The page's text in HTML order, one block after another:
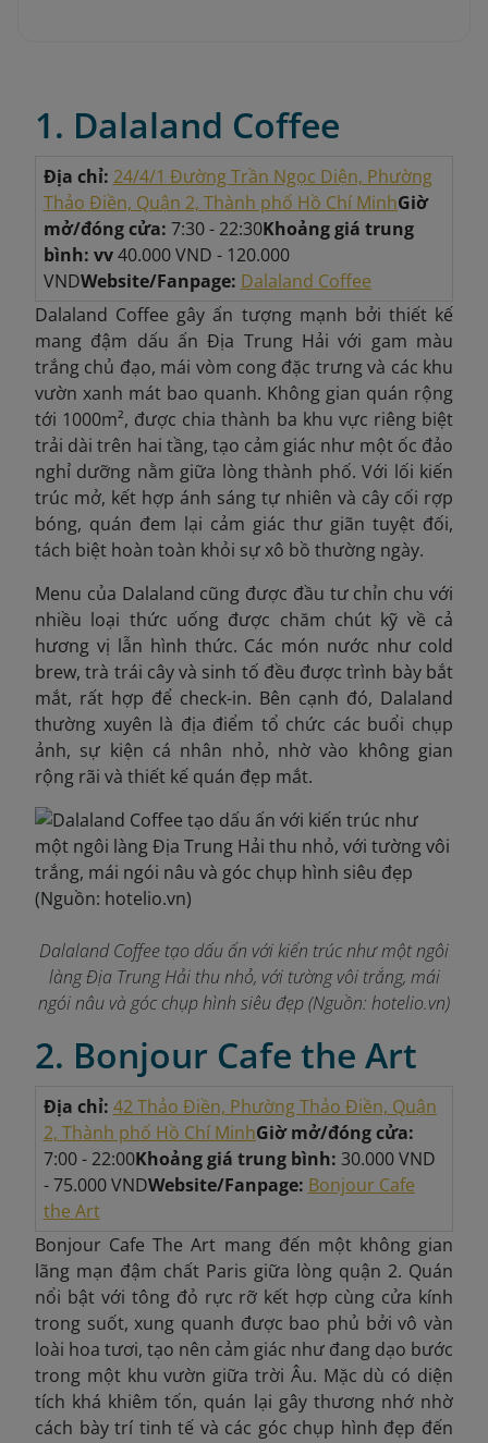
1. Dalaland Coffee
Địa chỉ: 24/4/1 Đường Trần Ngọc Diện, Phường
Thảo Điền, Quận 2, Thành phố Hồ Chí MinhGiờ
mở/đóng cửa: 7:30 - 22:30Khoảng giá trung
bình: vv40.000 VND - 120.000
VNDWebsite/Fanpage: Dalaland Coffee
Dalaland Coffee gây ấn tượng mạnh bởi thiết kế
mang đậm dấu ấn Địa Trung Hải với gam màu
trắng chủ đạo, mái vòm cong đặc trưng và các khu
vườn xanh mát bao quanh. Không gian quán rộng
tới 1000m², được chia thành ba khu vực riêng biệt
trải dài trên hai tầng, tạo cảm giác như một ốc đảo
nghỉ dưỡng nằm giữa lòng thành phố. Với lối kiến
trúc mở, kết hợp ánh sáng tự nhiên và cây cối rợp
bóng, quán đem lại cảm giác thư giãn tuyệt đối,
tách biệt hoàn toàn khỏi sự xô bồ thường ngày.
Menu của Dalaland cũng được đầu tư chỉn chu với
nhiều loại thức uống được chăm chút kỹ về cả
hương vị lẫn hình thức. Các món nước như cold
brew, trà trái cây và sinh tố đều được trình bày bắt
mắt, rất hợp để check-in. Bên cạnh đó, Dalaland
thường xuyên là địa điểm tổ chức các buổi chụp
ảnh, sự kiện cá nhân nhỏ, nhờ vào không gian
rộng rãi và thiết kế quán đẹp mắt.
Dalaland Coffee tạo dấu ấn với kiến trúc như một ngôi
làng Địa Trung Hải thu nhỏ, với tường vôi trắng, mái
ngói nâu và góc chụp hình siêu đẹp(Nguồn: hotelio.vn)
2. Bonjour Cafe the Art
Địa chỉ: 42 Thảo Điền, Phường Thảo Điền, Quận
2, Thành phố Hồ Chí MinhGiờ mở/đóng cửa:
7:00 - 22:00Khoảng giá trung bình: 30.000 VND
- 75.000 VNDWebsite/Fanpage: Bonjour Cafe
the Art
Bonjour Cafe The Art mang đến một không gian
lãng mạn đậm chất Paris giữa lòng quận 2. Quán
nổi bật với tông đỏ rực rỡ kết hợp cùng cửa kính
trong suốt, xung quanh được bao phủ bởi vô vàn
loài hoa tươi, tạo nên cảm giác như đang dạo bước
trong một khu vườn giữa trời Âu. Mặc dù có diện
tích khá khiêm tốn, quán lại gây thương nhớ nhờ
cách bày trí tinh tế và các góc chụp hình đẹp đến